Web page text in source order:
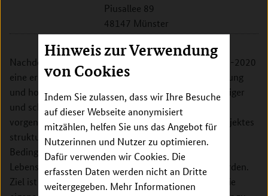
Hinweis zur Verwendung
von Cookies
Indem Sie zulassen, dass wir Ihre Besuche
auf dieser Webseite anonymisiert
mitzählen, helfen Sie uns das Angebot für
Nutzerinnen und Nutzer zu optimieren.
Dafür verwenden wir Cookies. Die
erfassten Daten werden nicht an Dritte
weitergegeben. Mehr Informationen
Piusallee 89
48147 Münster
Nachdem das Projekt PiCarDi-D in der Laufzeit 2018-2020
eine erste Bestandsaufnahme zur palliativen Versorgung
und hospizlichen Begleitung von Menschen mit geistiger
und schwerer Behinderung in der Behindertenhilfe
vorgenommen hat, sollen in der Fortführung des Projektes
strukturelle, prozessuale und organisationskulturelle
Bedingungsfaktoren für eine gute Begleitung am
Lebensende einer genaueren Analyse unterzogen werden.
Ziel ist es, Organisationen in die Lage zu versetzen, die